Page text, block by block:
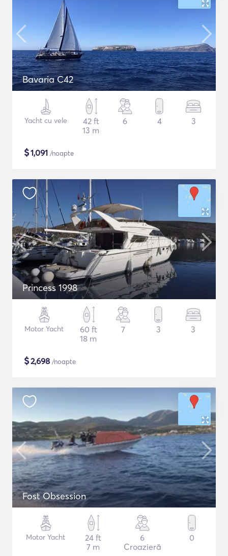
Bavaria C42
Yacht cu vele
42 ft
13 m
6 4 3
$1,091 /noapte
Princess 1998
Motor Yacht
60 ft
18 m
7 3 3
$2,698 /noapte
Fost Obsession
Motor Yacht
24 ft
7 m
6
Croazieră
0